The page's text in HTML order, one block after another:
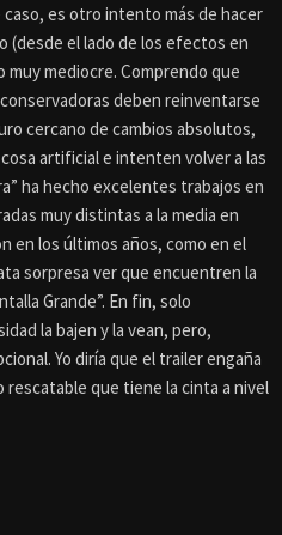
caso, es otro intento más de hacer
(desde el lado de los efectos en
mediocre. Comprendo que
deben reinventarse
cercano de cambios absolutos,
artificial e intenten volver a las
ha hecho excelentes trabajos en
muy distintas a la media en
en los últimos años, como en el
sorpresa ver que encuentren la
Grande”. En fin, solo
la bajen y la vean, pero,
Yo diría que el trailer engaña
que tiene la cinta a nivel